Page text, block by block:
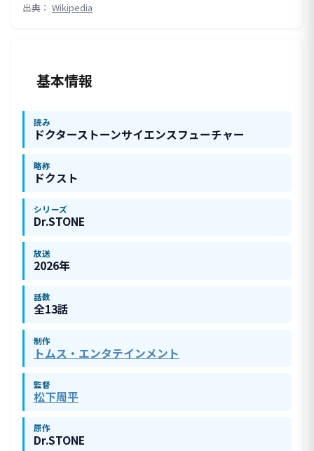
出典： Wikipedia
基本情報
読み
ドクターストーンサイエンスフューチャー
略称
ドクスト
シリーズ
Dr.STONE
放送
2026年
話数
全13話
制作
トムス・エンタテインメント
監督
松下周平
原作
Dr.STONE